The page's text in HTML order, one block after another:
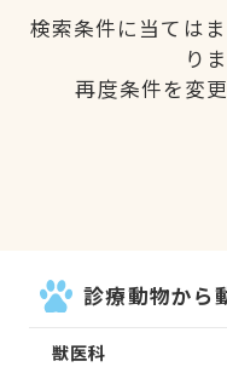
検索条件に当ては
り
再度条件を変
診療動物から
獣医科